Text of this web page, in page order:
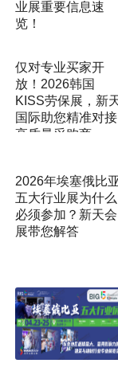
仅对专业买家开
放！2026韩国
KISS劳保展，新
国际助您精准对接
高质量采购商